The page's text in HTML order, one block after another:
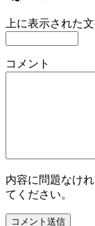
上に表示された
コメント
内容に問題なけ
てください。